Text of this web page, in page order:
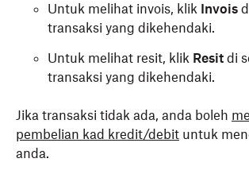
Untuk melihat invois, klik Invois
transaksi yang dikehendaki.
Untuk melihat resit, klik Resit di
transaksi yang dikehendaki.
Jika transaksi tidak ada, anda boleh
pembelian kad kredit/debit untuk
anda.